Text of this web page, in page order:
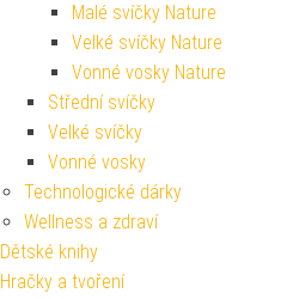
Malé svíčky Nature
Velké svíčky Nature
Vonné vosky Nature
Střední svíčky
Velké svíčky
Vonné vosky
Technologické dárky
Wellness a zdraví
Dětské knihy
Hračky a tvoření